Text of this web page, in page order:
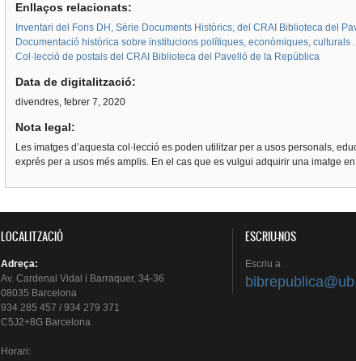
Enllaços relacionats:
Inventari del Fons DH, Sèrie Documents Històrics, del CRAI Biblioteca del
Documentació històrica sobre institucions polítiques, econòmiques, culturals
Col·lecció de postals del CRAI Biblioteca del Pavelló de la República
Data de digitalització:
divendres, febrer 7, 2020
Nota legal:
Les imatges d’aquesta col·lecció es poden utilitzar per a usos personals,
exprés per a usos més amplis. En el cas que es vulgui adquirir una imatge
LOCALITZACIÓ
Adreça:
Av. Cardenal Vidal i Barraquer, 34-36
08035 Barcelona
934 285 457 / 934 279 371
C5J2+8G Barcelona
Horari:
ESCRIU-NOS
Escriu a